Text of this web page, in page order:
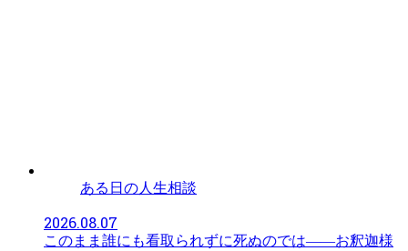
ある日の人生相談
2026.08.07
このまま誰にも看取られずに死ぬのでは——お釈迦様